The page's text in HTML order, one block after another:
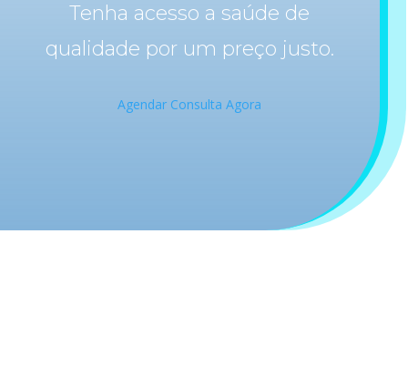
Tenha acesso a saúde de
qualidade por um preço justo.
Agendar Consulta Agora